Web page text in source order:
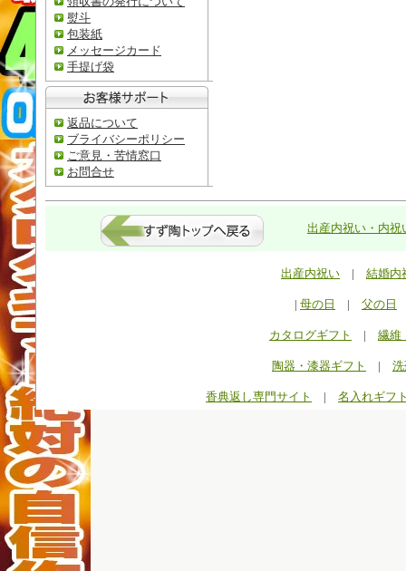
熨斗
包装紙
メッセージカード
手提げ袋
返品について
ブライバシーポリシー
ご意見・苦情窓口
お問合せ
出産内祝い・内祝
出産内祝い | 結婚内
| 母の日 | 父の日
カタログギフト | 繊維
陶器・漆器ギフト |
香典返し専門サイト | 名入れギフ